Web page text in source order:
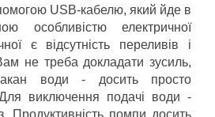
USB-кабелю, який йде в
особливістю електричної
є відсутність переливів і
не треба докладати зусиль,
води - досить просто
Для виключення подачі води -
Продуктивність помпи досить